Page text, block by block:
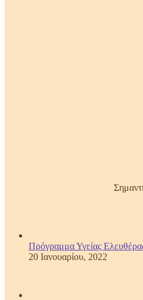
Πρόγραμμα Υγείας
20 Ιανουαρίου, 2022